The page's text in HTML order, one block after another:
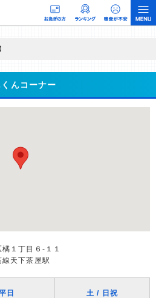
当編集部の調査／ユーザーへの口コミ収集な
供を行っています。
んコーナー
１丁目６-１１
天下茶屋駅
日 土 / 日祝